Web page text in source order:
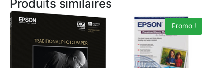
Produits similaires
Promo !